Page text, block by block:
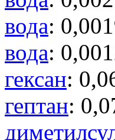
вода:
вода:
гексан:
гептан: